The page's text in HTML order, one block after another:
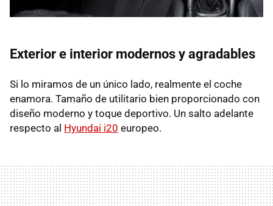
Exterior e interior modernos y agradables
Si lo miramos de un único lado, realmente el coche
enamora. Tamaño de utilitario bien proporcionado con
diseño moderno y toque deportivo. Un salto adelante
respecto al Hyundai i20 europeo.